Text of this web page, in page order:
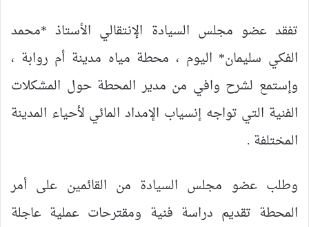
تفقد عضو مجلس السيادة الإنتقالي الأستاذ *محمد
الفكي سليمان* اليوم ، محطة مياه مدينة أم روابة ،
وإستمع لشرح وافي من مدير المحطة حول المشكلات
الفنية التي تواجه إنسياب الإمداد المائي لأحياء المدينة
المختلفة .
وطلب عضو مجلس السيادة من القائمين على أمر
المحطة تقديم دراسة فنية ومقترحات عملية عاجلة